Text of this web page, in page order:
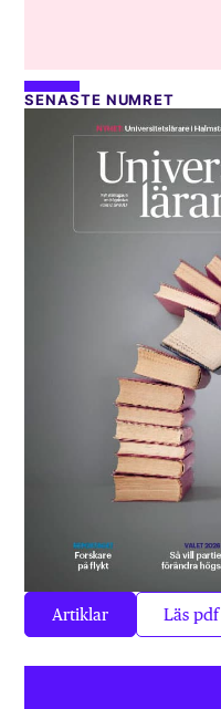
SENASTE NUMRET
Artiklar Läs pdf